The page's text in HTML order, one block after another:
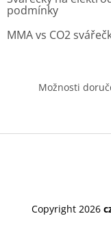
podmínky
MMA vs CO2
Možnosti
Copyright 2026